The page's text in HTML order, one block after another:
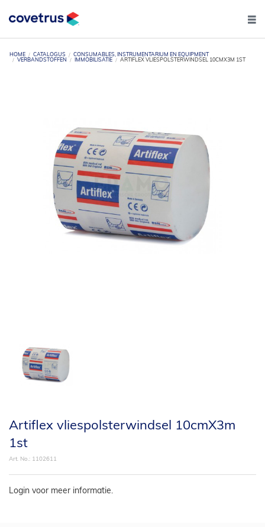
HOME CATALOGUS
CONSUMABLES, INSTRUMENTARIUM EN EQUIPMENT
VERBANDSTOFFEN
IMMOBILISATIE ARTIFLEX VLIESPOLSTERWINDSEL 10CMX3M 1ST
Artiflex vliespolsterwindsel 10cmX3m
1st
Art. No.: 1102611
Login voor meer informatie.